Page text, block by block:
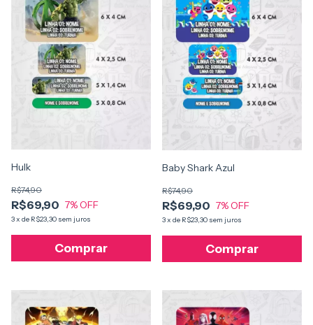
Hulk
R$69,90
R$74,90
7% OFF
3x de R$23,30 sem juros
Comprar
Baby Shark Azul
R$69,90
R$74,90
7% OFF
3x de R$23,30 sem juros
Comprar